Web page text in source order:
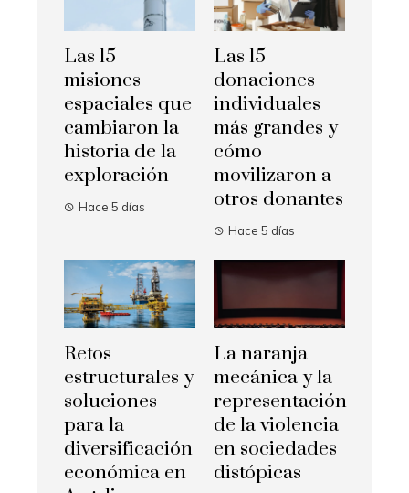
Las 15
misiones
espaciales que
cambiaron la
historia de la
exploración
Hace 5 días
Las 15
donaciones
individuales
más grandes y
cómo
movilizaron a
otros donantes
Hace 5 días
Retos
estructurales y
soluciones
para la
diversificación
económica en
La naranja
mecánica y la
representación
de la violencia
en sociedades
distópicas